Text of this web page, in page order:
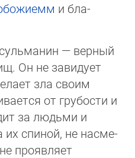
и бла­
— верный
Он не завидует
зла своим
от грубости и
за людьми и
их спиной, не нас­ме­
проявляет